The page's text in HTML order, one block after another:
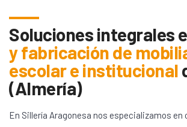
Soluciones integrales
y fabricación de
escolar e institucional
(Almería)
En Sillería Aragonesa nos especializamos en